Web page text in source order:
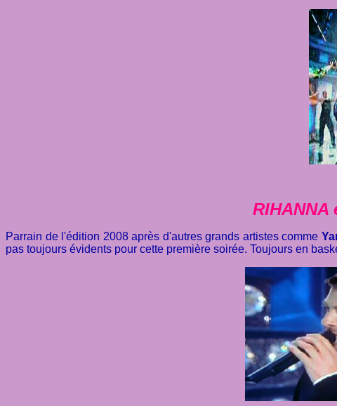
RIHANNA
Parrain de l'édition 2008 après d'autres grands artistes comme
pas toujours évidents pour cette première soirée. Toujours en